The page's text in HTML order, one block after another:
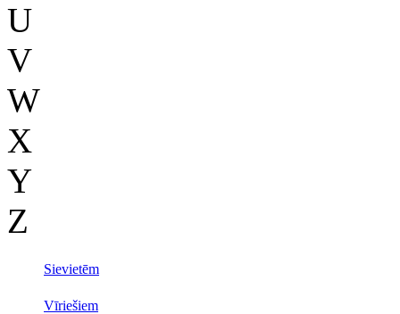
U
V
W
X
Y
Z
Sievietēm
Vīriešiem